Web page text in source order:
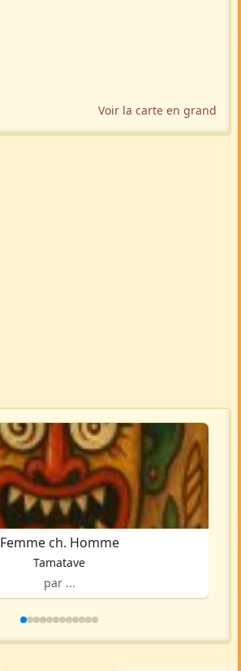
Voir la carte en grand
Femme ch. Homme
Tamatave
par ...